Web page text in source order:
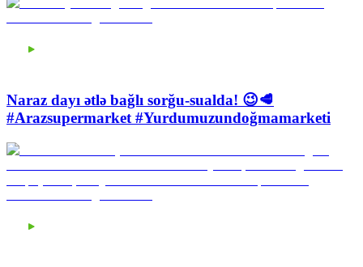
Naraz dayı ətlə bağlı sorğu-sualda! 😉🥩
#Arazsupermarket #Yurdumuzundoğmamarketi